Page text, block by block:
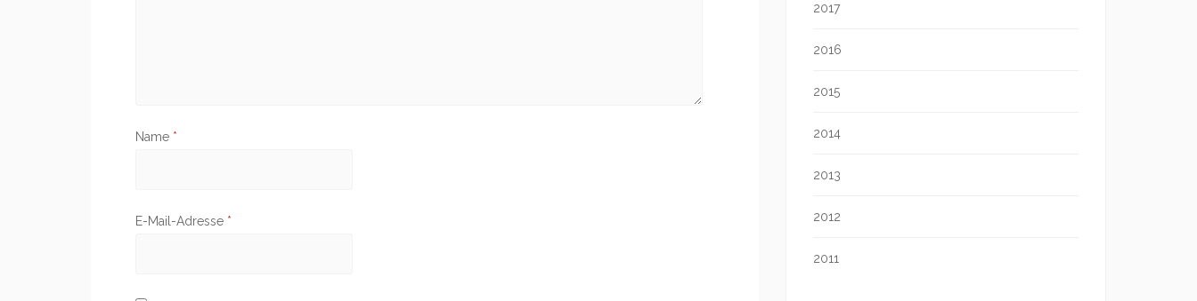
Name *
E-Mail-Adresse *
2017
2016
2015
2014
2013
2012
2011